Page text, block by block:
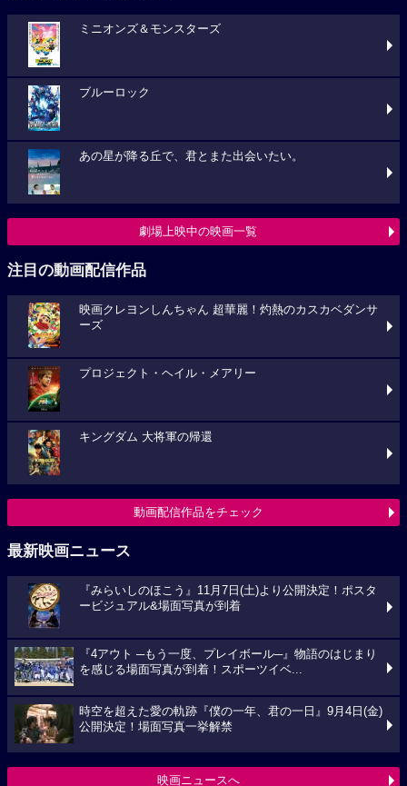
ミニオンズ＆モンスターズ
ブルーロック
あの星が降る丘で、君とまた出会いたい。
劇場上映中の映画一覧
注目の動画配信作品
映画クレヨンしんちゃん 超華麗！灼熱のカスカベダンサ
ーズ
プロジェクト・ヘイル・メアリー
キングダム 大将軍の帰還
動画配信作品をチェック
最新映画ニュース
『みらいしのほこう』11月7日(土)より公開決定！ポスタ
ービジュアル&場面写真が到着
『4アウト ─もう一度、プレイボール─』物語のはじまり
を感じる場面写真が到着！スポーツイベ...
時空を超えた愛の軌跡『僕の一年、君の一日』9月4日(金)
公開決定！場面写真一挙解禁
映画ニュースへ